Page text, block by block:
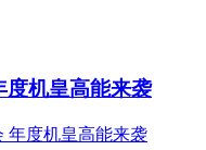
度机皇高能来袭